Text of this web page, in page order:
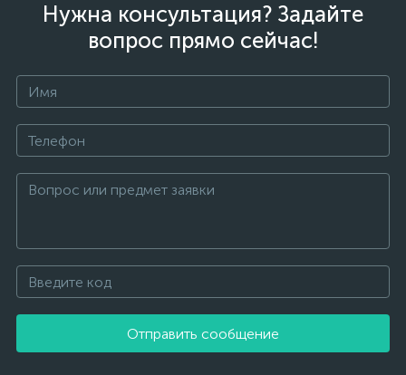
Нужна консультация? Задайте
вопрос прямо сейчас!
Отправить сообщение